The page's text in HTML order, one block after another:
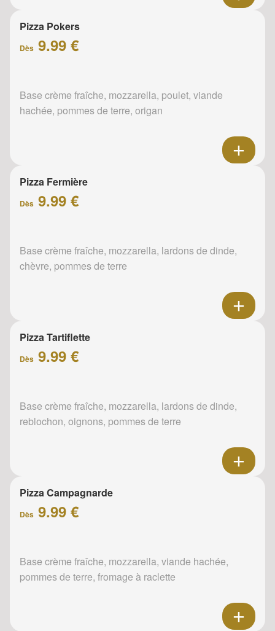
Pizza Pokers
Dès 9.99 €
Base crème fraîche, mozzarella, poulet, viande
hachée, pommes de terre, origan
Pizza Fermière
Dès 9.99 €
Base crème fraîche, mozzarella, lardons de dinde,
chèvre, pommes de terre
Pizza Tartiflette
Dès 9.99 €
Base crème fraîche, mozzarella, lardons de dinde,
reblochon, oignons, pommes de terre
Pizza Campagnarde
Dès 9.99 €
Base crème fraîche, mozzarella, viande hachée,
pommes de terre, fromage à raclette